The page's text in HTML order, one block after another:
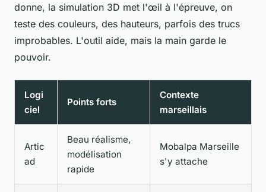
donne, la simulation 3D met l'œil à l'épreuve, on
teste des couleurs, des hauteurs, parfois des trucs
improbables. L'outil aide, mais la main garde le
pouvoir.
Logi
ciel
Points forts
Contexte
marseillais
Artic
ad
Beau réalisme,
modélisation
rapide
Mobalpa Marseille
s'y attache